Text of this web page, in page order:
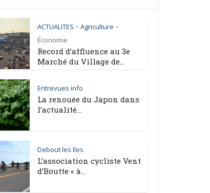
ACTUALITES • Agriculture •
Économie
Record d’affluence au 3e
Marché du Village de...
Entrevues info
La renouée du Japon dans
l’actualité...
Debout les Iles
L’association cycliste Vent
d’Boutte « à...